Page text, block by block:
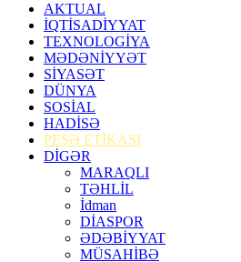
AKTUAL
İQTİSADİYYAT
TEXNOLOGİYA
MƏDƏNİYYƏT
SİYASƏT
DÜNYA
SOSİAL
HADİSƏ
PEŞƏ ETİKASI
DİGƏR
MARAQLI
TƏHLİL
İdman
DİASPOR
ƏDƏBİYYAT
MÜSAHİBƏ